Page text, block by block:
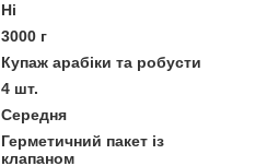
Ні
3000 г
Купаж арабіки та робусти
4 шт.
Середня
Герметичний пакет із
клапаном